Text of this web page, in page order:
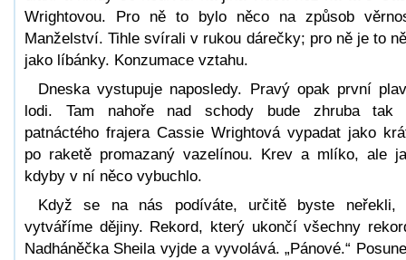
Wrightovou. Pro ně to bylo něco na způsob
Manželství. Tihle svírali v rukou dárečky; pro ně je to
jako líbánky. Konzumace vztahu.
Dneska vystupuje naposledy. Pravý opak první
lodi. Tam nahoře nad schody bude zhruba tak
patnáctého frajera Cassie Wrightová vypadat jako
po raketě promazaný vazelínou. Krev a mlíko, ale
kdyby v ní něco vybuchlo.
Když se na nás podíváte, určitě byste neřekli,
vytváříme dějiny. Rekord, který ukončí všechny
Nadháněčka Sheila vyjde a vyvolává. „Pánové.“